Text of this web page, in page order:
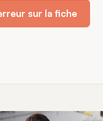
sur la fiche